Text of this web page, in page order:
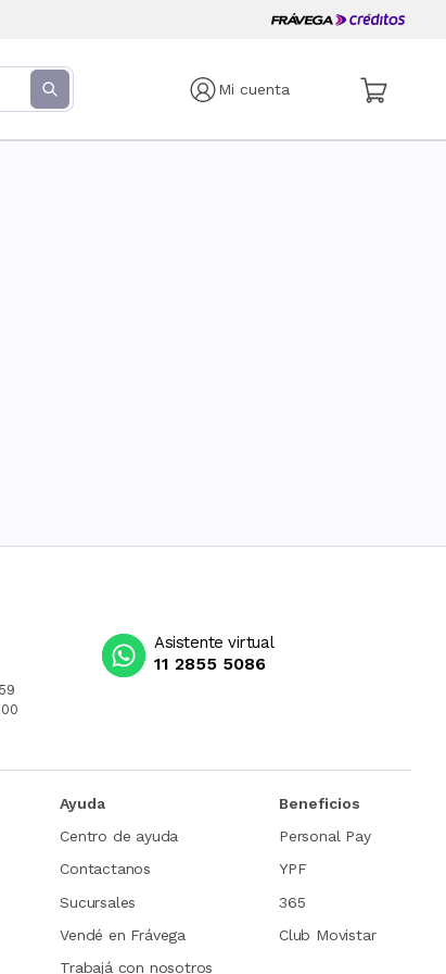
Mi cuenta
Asistente virtual
11 2855 5086
Ayuda
Centro de ayuda
Contactanos
Sucursales
Vendé en Frávega
Trabajá con nosotros
Beneficios
Personal Pay
YPF
365
Club Movistar